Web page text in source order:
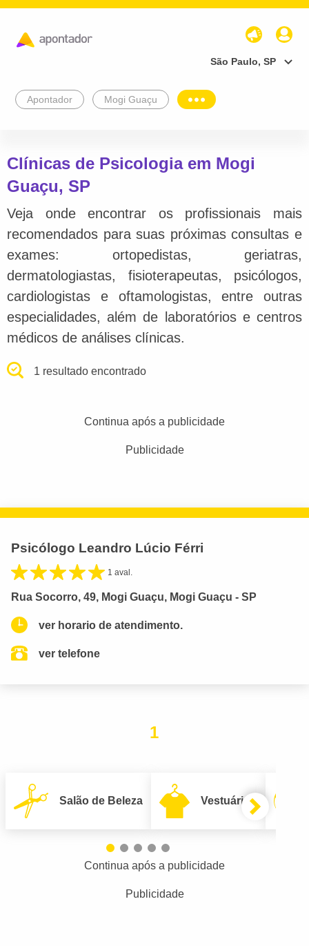
São Paulo, SP
Apontador Mogi Guaçu
Clínicas de Psicologia em Mogi
Guaçu, SP
Veja onde encontrar os profissionais mais
recomendados para suas próximas consultas e
exames: ortopedistas, geriatras,
dermatologiastas, fisioterapeutas, psicólogos,
cardiologistas e oftamologistas, entre outras
especialidades, além de laboratórios e centros
médicos de análises clínicas.
1 resultado encontrado
Continua após a publicidade
Publicidade
Psicólogo Leandro Lúcio Férri
1 aval.
Rua Socorro, 49, Mogi Guaçu, Mogi Guaçu - SP
ver horario de atendimento.
ver telefone
1
Salão de Beleza Vestuário
Continua após a publicidade
Publicidade